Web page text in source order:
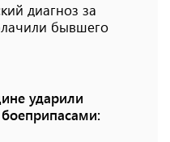
диагноз за
бывшего
ударили